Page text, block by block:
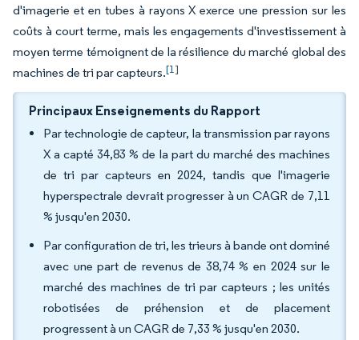
d'imagerie et en tubes à rayons X exerce une pression sur les
coûts à court terme, mais les engagements d'investissement à
moyen terme témoignent de la résilience du marché global des
machines de tri par capteurs.[1]
Principaux Enseignements du Rapport
Par technologie de capteur, la transmission par rayons
X a capté 34,83 % de la part du marché des machines
de tri par capteurs en 2024, tandis que l'imagerie
hyperspectrale devrait progresser à un CAGR de 7,11
% jusqu'en 2030.
Par configuration de tri, les trieurs à bande ont dominé
avec une part de revenus de 38,74 % en 2024 sur le
marché des machines de tri par capteurs ; les unités
robotisées de préhension et de placement
progressent à un CAGR de 7,33 % jusqu'en 2030.